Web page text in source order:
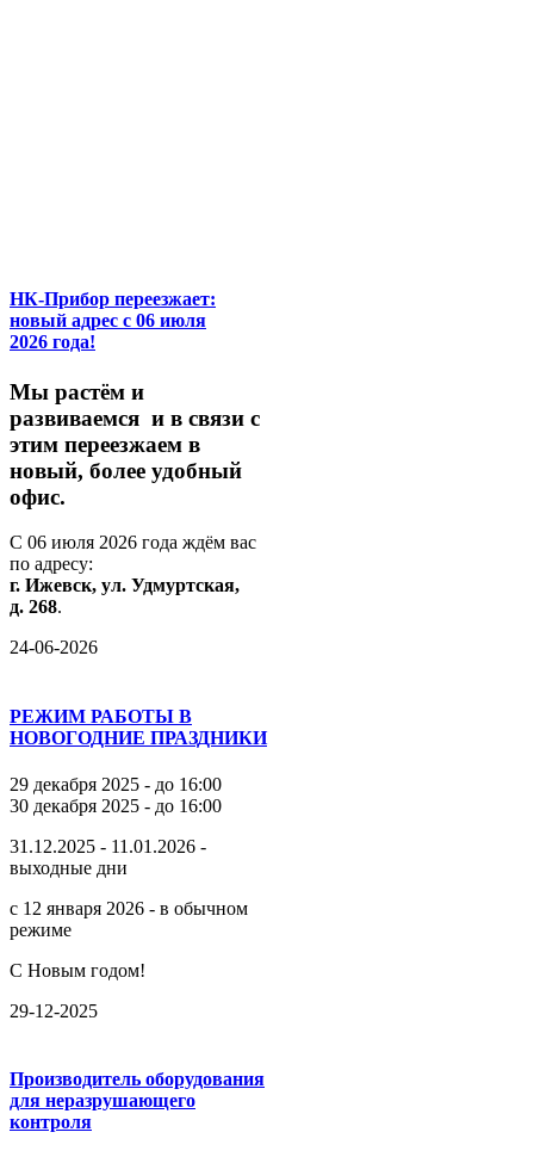
НК-Прибор переезжает:
новый адрес с 06 июля
2026 года!
Мы растём и
развиваемся и в связи с
этим переезжаем в
новый, более удобный
офис.
С 06 июля 2026 года ждём вас
по адресу:
г. Ижевск, ул. Удмуртская,
д. 268.
24-06-2026
РЕЖИМ РАБОТЫ В
НОВОГОДНИЕ ПРАЗДНИКИ
29 декабря 2025 - до 16:00
30 декабря 2025 - до 16:00
31.12.2025 - 11.01.2026 -
выходные дни
с 12 января 2026 - в обычном
режиме
С Новым годом!
29-12-2025
Производитель оборудования
для неразрушающего
контроля